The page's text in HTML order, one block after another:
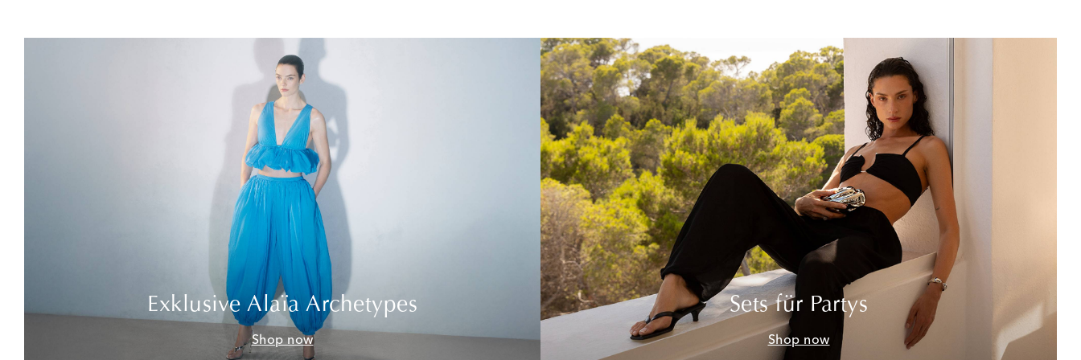
Exklusive Alaïa Archetypes
Shop now
Sets für Partys
Shop now